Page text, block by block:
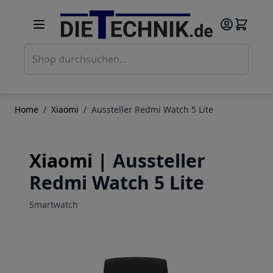
Home / Xiaomi / Aussteller Redmi Watch 5 Lite
Xiaomi | Aussteller
Redmi Watch 5 Lite
Smartwatch